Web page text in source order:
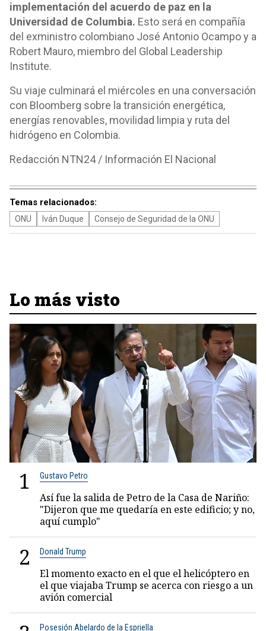
implementación del acuerdo de paz en la
Universidad de Columbia. Esto será en compañía
del exministro colombiano José Antonio Ocampo y a
Robert Mauro, miembro del Global Leadership
Institute.
Su viaje culminará el miércoles en una conversación
con Bloomberg sobre la transición energética,
energías renovables, movilidad limpia y ruta del
hidrógeno en Colombia.
Redacción NTN24 / Información El Nacional
Temas relacionados:
ONU Iván Duque Consejo de Seguridad de la ONU
Lo más visto
1 Gustavo Petro
Así fue la salida de Petro de la Casa de Nariño:
"Dijeron que me quedaría en este edificio; y no,
aquí cumplo"
2 Donald Trump
El momento exacto en el que el helicóptero en
el que viajaba Trump se acerca con riesgo a un
avión comercial
Posesión Abelardo de la Espriella